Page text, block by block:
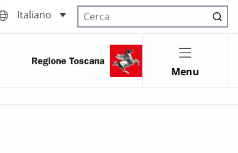
Italiano
Cerca nel sito
Menu